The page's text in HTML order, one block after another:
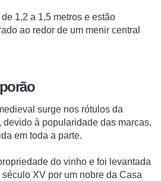
1,2 a 1,5 metros e estão
ao redor de um menir central
surge nos rótulos da
devido à popularidade das marcas,
em toda a parte.
do vinho e foi levantada
XV por um nobre da Casa